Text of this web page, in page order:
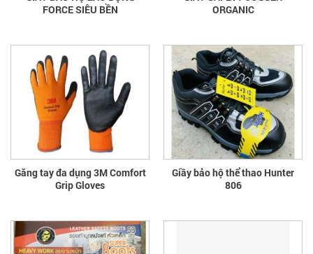
FORCE SIÊU BỀN
ORGANIC
Găng tay đa dụng 3M Comfort
Grip Gloves
Giầy bảo hộ thể thao Hunter
806